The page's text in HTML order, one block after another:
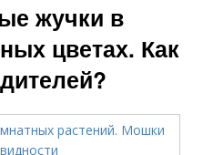
жучки в
цветах. Как